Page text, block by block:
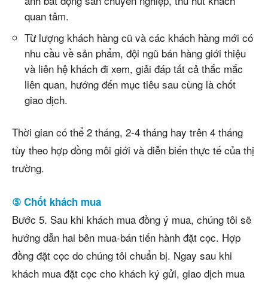
quan tâm.
Từ lượng khách hàng cũ và các khách hàng mới có
nhu cầu về sản phẩm, đội ngũ bán hàng giới thiệu
và liên hệ khách đi xem, giải đáp tất cả thắc mắc
liên quan, hướng đến mục tiêu sau cùng là chốt
giao dịch.
Thời gian có thể 2 tháng, 2-4 tháng hay trên 4 tháng
tùy theo hợp đồng môi giới và diễn biến thực tế của thị
trường.
⑤ Chốt khách mua
Bước 5. Sau khi khách mua đồng ý mua, chúng tôi sẽ
hướng dẫn hai bên mua-bán tiến hành đặt cọc. Hợp
đồng đặt cọc do chúng tôi chuẩn bị. Ngay sau khi
khách mua đặt cọc cho khách ký gửi, giao dịch mua